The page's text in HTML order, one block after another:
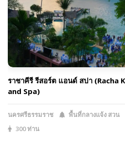
ราชาคีรี รีสอร์ต แอนด์ สปา (Racha
and Spa)
นครศรีธรรมราช พื้นที่กลางแจ้ง สวน
300 ท่าน